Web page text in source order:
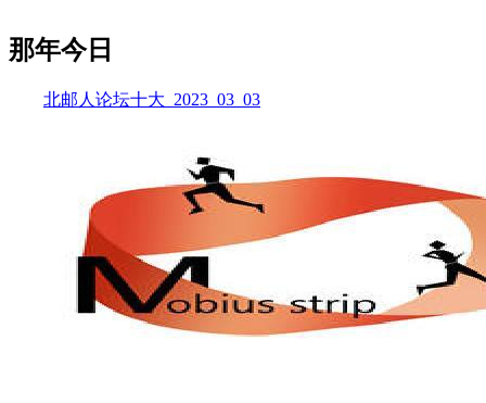
那年今日
北邮人论坛十大_2023_03_03